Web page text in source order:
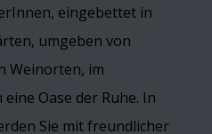
eingebettet in
umgeben von
Weinorten, im
Oase der Ruhe. In
Sie mit freundlicher